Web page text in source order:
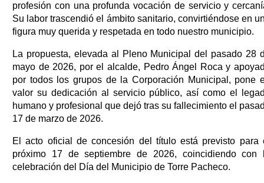
profesión con una profunda vocación de servicio y
Su labor trascendió el ámbito sanitario, convirtiéndose en
figura muy querida y respetada en todo nuestro municipio.
La propuesta, elevada al Pleno Municipal del pasado 28
mayo de 2026, por el alcalde, Pedro Ángel Roca y
por todos los grupos de la Corporación Municipal, pone
valor su dedicación al servicio público, así como el
humano y profesional que dejó tras su fallecimiento el
17 de marzo de 2026.
El acto oficial de concesión del título está previsto para
próximo 17 de septiembre de 2026, coincidiendo con
celebración del Día del Municipio de Torre Pacheco.